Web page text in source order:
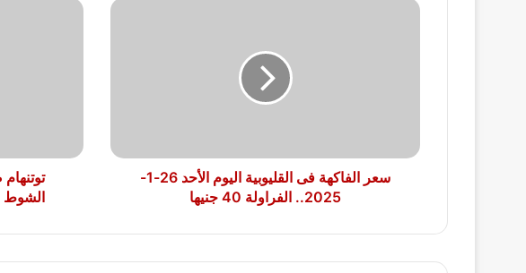
سعر
2025..
الفراولة
سعر الفاكهة فى القليوبية اليوم الأحد 26-1-
2025.. الفراولة 40 جنيها
توتنهام
1
الدوري
الشوط الأول 1 - 0 فى